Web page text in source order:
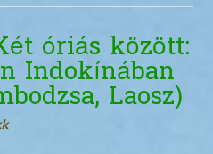
óriás között:
Indokínában
Laosz)